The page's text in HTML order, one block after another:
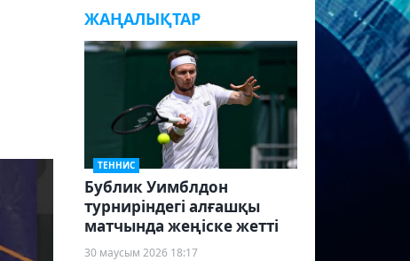
ЖАҢАЛЫҚТАР
ТЕННИС
Бублик Уимблдон
турниріндегі алғашқы
матчында жеңіске жетті
30 маусым 2026 18:17